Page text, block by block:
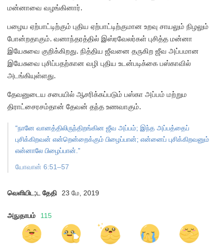
மன்னாவை வழங்கினார்.
பழைய ஏற்பாட்டிற்கும் புதிய ஏற்பாட்டிற்குமான உறவு சாயலும் நிழலும்
போன்றதாகும். வனாந்தரத்தில் இஸ்ரவேலர்கள் புசித்த மன்னா
இயேசுவை குறிக்கிறது. நித்திய ஜீவனை தருகிற ஜீவ அப்பமான
இயேசுவை புசிப்பதற்கான வழி புதிய உடன்படிக்கை பஸ்காவில்
அடங்கியுள்ளது.
தேவனுடைய சபையில் ஆசரிக்கப்படும் பஸ்கா அப்பம் மற்றும
திராட்சைரசம்தான் தேவன் தந்த உணவாகும்.
“நானே வானத்திலிருந்திறங்கின ஜீவ அப்பம்; இந்த அப்பத்தைப்
புசிக்கிறவன் என்றென்றைக்கும் பிழைப்பான்; என்னைப் புசிக்கிறவனும்
என்னாலே பிழைப்பான்.”
யோவான் 6:51–57
வெளியிட;ட தேதி 23 மே, 2019
அநுதாபம் 115